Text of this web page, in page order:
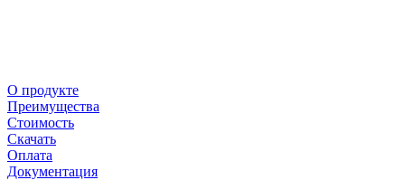
О продукте
Преимущества
Стоимость
Скачать
Оплата
Документация